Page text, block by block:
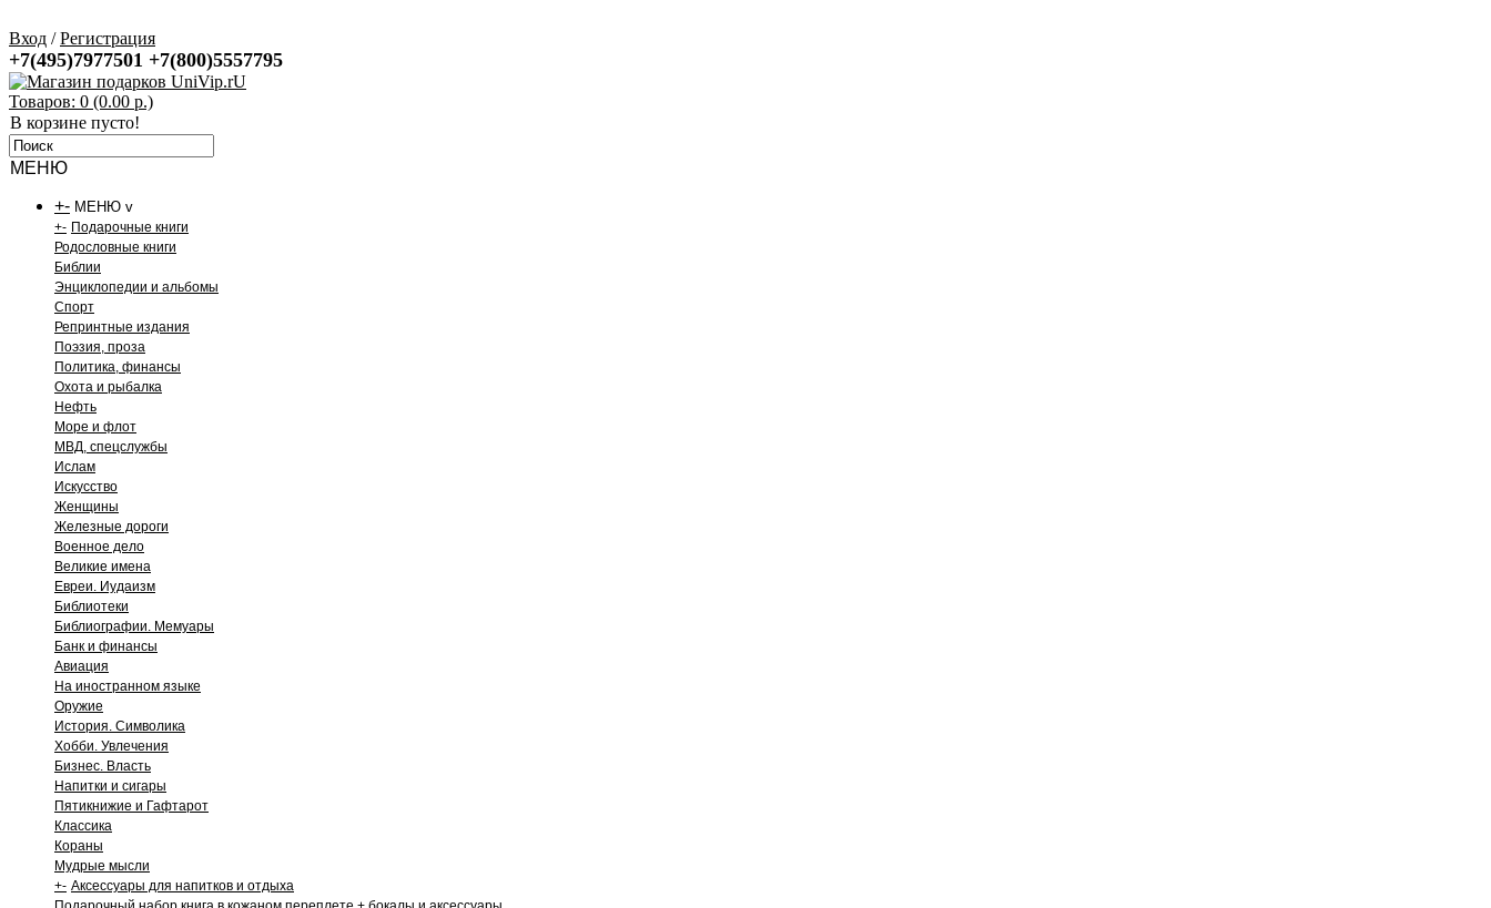
Вход /Регистрация
+7(495)7977501 +7(800)5557795
Товаров: 0 (0.00 р.)
В корзине пусто!
МЕНЮ
+- МЕНЮ v
+- Подарочные книги
Родословные книги
Библии
Энциклопедии и альбомы
Спорт
Репринтные издания
Поэзия, проза
Политика, финансы
Охота и рыбалка
Нефть
Море и флот
МВД, спецслужбы
Ислам
Искусство
Женщины
Железные дороги
Военное дело
Великие имена
Евреи. Иудаизм
Библиотеки
Библиографии. Мемуары
Банк и финансы
Авиация
На иностранном языке
Оружие
История. Символика
Хобби. Увлечения
Бизнес. Власть
Напитки и сигары
Пятикнижие и Гафтарот
Классика
Кораны
Мудрые мысли
+- Аксессуары для напитков и отдыха